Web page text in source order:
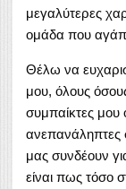
μεγαλύτερες
ομάδα που
Θέλω να
μου, όλους
συμπαίκτες μου
ανεπανάληπτες
μας συνδέουν
είναι πως τόσο